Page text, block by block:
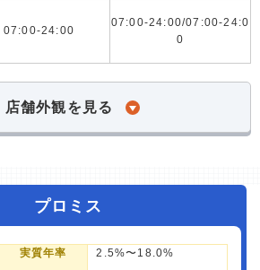
07:00-24:00
07:00-24:00/07:00-24:0
0
店舗外観を見る
プロミス
実質年率 2.5%〜18.0%